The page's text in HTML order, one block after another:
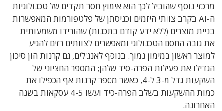
מרכזי נוסף שהוביל לכך הוא אימוץ חסר תקדים של טכנולוגיות
ה-AI בקרב צוותי היזמים וכניסתן של פלטפורמות המאפשרות
בניית מוצרים (ללא ידע קודם בתכנות) שהורידו משמעותית
את גובה החסם הטכנולוגי ומאפשרים לצוותים רזים להגיע
למוצר ראשון במימון נמוך. בנוסף לאנג'לים, גם קרנות הון סיכון
הגדילו את פעילות הפרה-סיד שלהן; המספר החציוני של
השקעות גדל מ-3 ל-4, כאשר מספר קרנות אף הכפילו את
כמות ההשקעות בשלב הפרה-סיד ועשו 4-5 עסקאות בשנה
האחרונה.